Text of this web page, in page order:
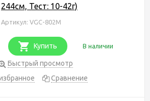
244см, Тест: 10-42г)
Артикул: VGC-802M
Купить В наличии
Быстрый просмотр
Сравнение